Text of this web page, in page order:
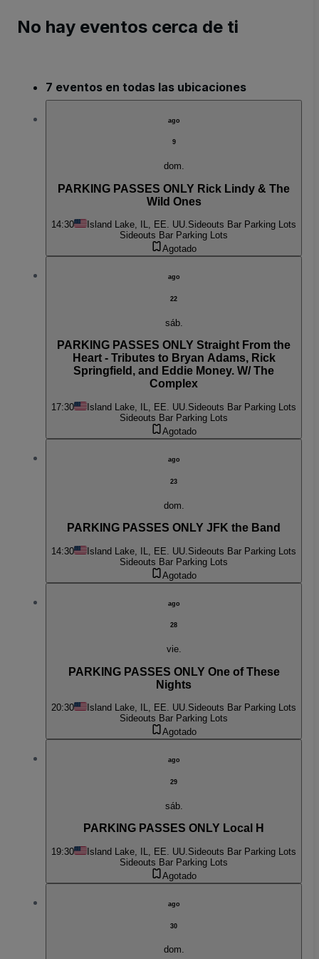
No hay eventos cerca de ti
7 eventos en todas las ubicaciones
ago
9
dom.
PARKING PASSES ONLY Rick Lindy & The
Wild Ones
14:30 Island Lake, IL, EE. UU.Sideouts Bar Parking Lots
Sideouts Bar Parking Lots
Agotado
ago
22
sáb.
PARKING PASSES ONLY Straight From the
Heart - Tributes to Bryan Adams, Rick
Springfield, and Eddie Money. W/ The
Complex
17:30 Island Lake, IL, EE. UU.Sideouts Bar Parking Lots
Sideouts Bar Parking Lots
Agotado
ago
23
dom.
PARKING PASSES ONLY JFK the Band
14:30 Island Lake, IL, EE. UU. Sideouts Bar Parking Lots
Sideouts Bar Parking Lots
Agotado
ago
28
vie.
PARKING PASSES ONLY One of These
Nights
20:30 Island Lake, IL, EE. UU.Sideouts Bar Parking Lots
Sideouts Bar Parking Lots
Agotado
ago
29
sáb.
PARKING PASSES ONLY Local H
19:30 Island Lake, IL, EE. UU. Sideouts Bar Parking Lots
Sideouts Bar Parking Lots
Agotado
ago
30
dom.